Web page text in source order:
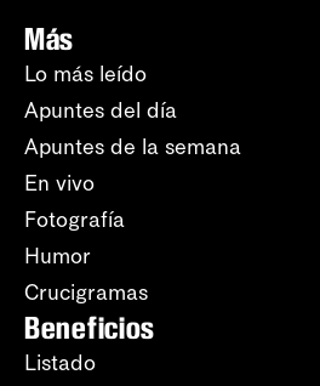
Más
Lo más leído
Apuntes del día
Apuntes de la semana
En vivo
Fotografía
Humor
Crucigramas
Beneficios
Listado